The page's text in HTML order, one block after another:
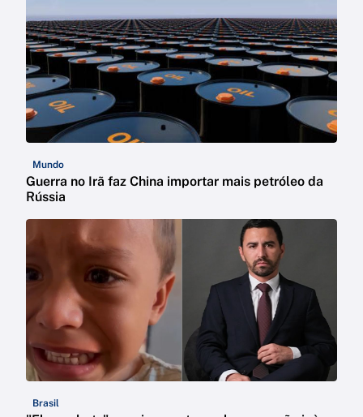
Mundo
Guerra no Irã faz China importar mais petróleo da
Rússia
Brasil